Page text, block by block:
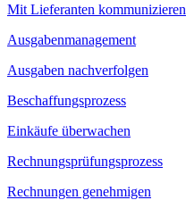
Mit Lieferanten kommunizieren
Ausgabenmanagement
Ausgaben nachverfolgen
Beschaffungsprozess
Einkäufe überwachen
Rechnungsprüfungsprozess
Rechnungen genehmigen